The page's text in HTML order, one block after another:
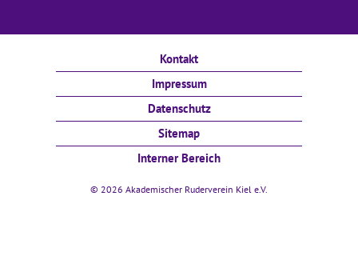
Kontakt
Impressum
Datenschutz
Sitemap
Interner Bereich
© 2026 Akademischer Ruderverein Kiel e.V.